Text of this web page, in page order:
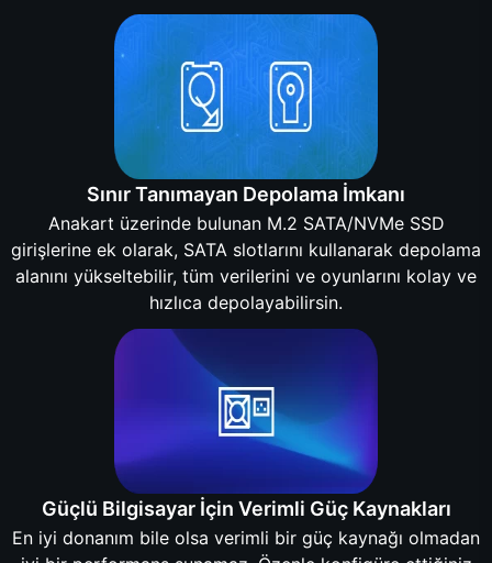
Sınır Tanımayan Depolama İmkanı
Anakart üzerinde bulunan M.2 SATA/NVMe SSD
girişlerine ek olarak, SATA slotlarını kullanarak depolama
alanını yükseltebilir, tüm verilerini ve oyunlarını kolay ve
hızlıca depolayabilirsin.
Güçlü Bilgisayar İçin Verimli Güç Kaynakları
En iyi donanım bile olsa verimli bir güç kaynağı olmadan